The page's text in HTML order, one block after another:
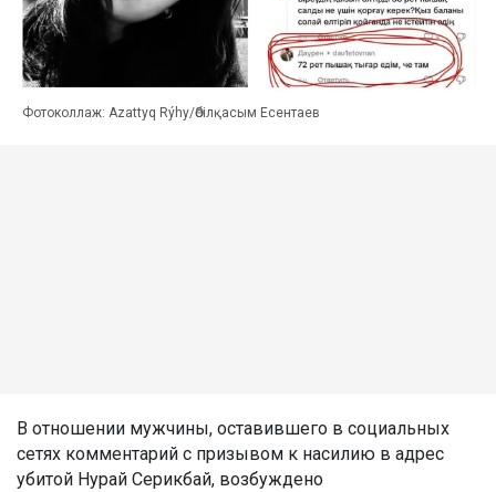
Фотоколлаж: Azattyq Rýhy/Әбілқасым Есентаев
В отношении мужчины, оставившего в социальных
сетях комментарий с призывом к насилию в адрес
убитой Нурай Серикбай, возбуждено